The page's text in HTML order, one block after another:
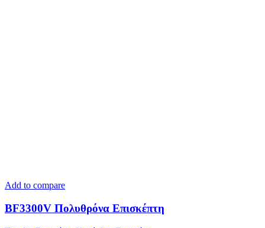
Add to compare
BF3300V Πολυθρόνα Επισκέπτη